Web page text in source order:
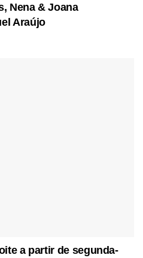
Nena & Joana
Araújo
a partir de segunda-